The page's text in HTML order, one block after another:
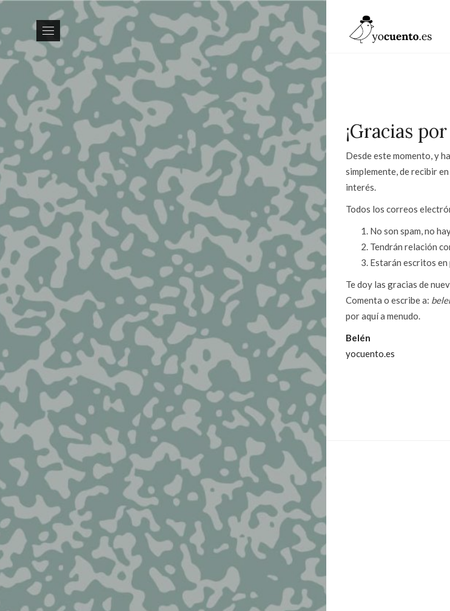
¡Gracias
Desde este momento, y
simplemente, de recibir
interés.
Todos los correos
No son spam, no
Tendrán relación
Estarán escritos en
Te doy las gracias de
Comenta o escribe a:
por aquí a menudo.
Belén
yocuento.es